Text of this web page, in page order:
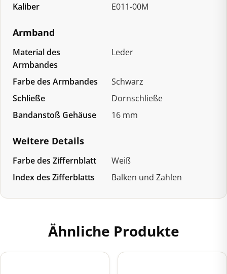
Kaliber
E011-00M
Armband
Material des
Armbandes
Leder
Farbe des Armbandes
Schwarz
Schließe
Dornschließe
Bandanstoß Gehäuse
16 mm
Weitere Details
Farbe des Ziffernblatt
Weiß
Index des Zifferblatts
Balken und Zahlen
Ähnliche Produkte